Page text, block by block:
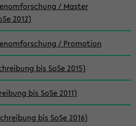
/ Master
2012)
/ Promotion
bis SoSe 2015)
bis SoSe 2011)
bis SoSe 2016)